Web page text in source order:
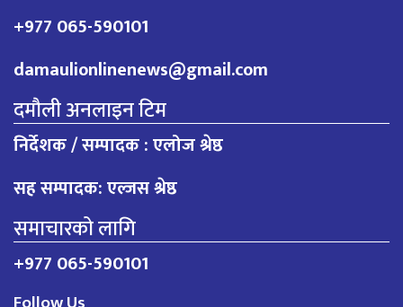
+977 065-590101
damaulionlinenews@gmail.com
दमौली अनलाइन टिम
निर्देशक / सम्पादक : एलोज श्रेष्ठ
सह सम्पादक: एल्जस श्रेष्ठ
समाचारको लागि
+977 065-590101